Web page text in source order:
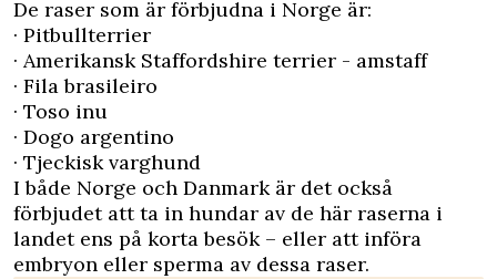
De raser som är förbjudna i Norge är:
· Pitbullterrier
· Amerikansk Staffordshire terrier - amstaff
· Fila brasileiro
· Toso inu
· Dogo argentino
· Tjeckisk varghund
I både Norge och Danmark är det också
förbjudet att ta in hundar av de här raserna i
landet ens på korta besök – eller att införa
embryon eller sperma av dessa raser.